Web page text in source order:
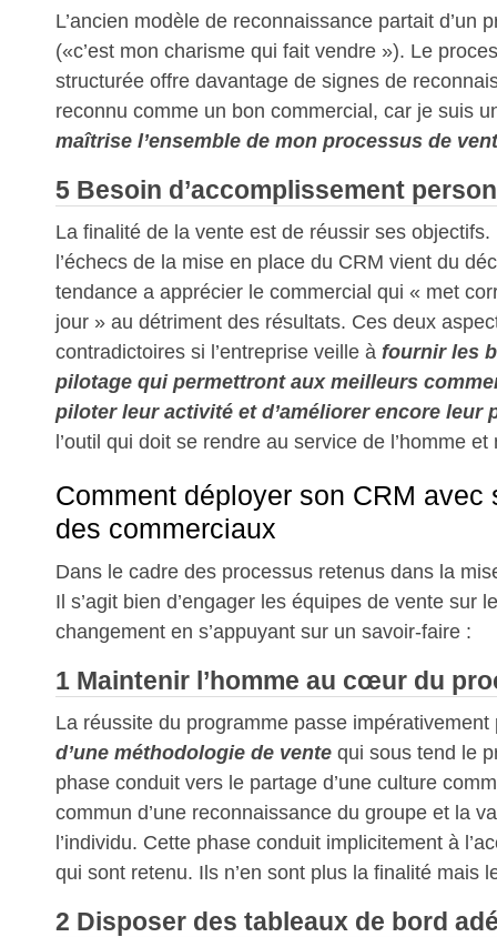
L’ancien modèle de reconnaissance partait d’un
(«c’est mon charisme qui fait vendre »). Le
structurée offre davantage de signes de
reconnu comme un bon commercial, car je suis
maîtrise l’ensemble de mon processus de
5 Besoin d’accomplissement
La finalité de la vente est de réussir ses
l’échecs de la mise en place du CRM vient du
tendance a apprécier le commercial qui « met
jour » au détriment des résultats. Ces deux
contradictoires si l’entreprise veille à fournir les
pilotage qui permettront aux meilleurs
piloter leur activité et d’améliorer encore leur
l’outil qui doit se rendre au service de l’homme et
Comment déployer son CRM avec
des commerciaux
Dans le cadre des processus retenus dans la
Il s’agit bien d’engager les équipes de vente sur
changement en s’appuyant sur un savoir-faire :
1 Maintenir l’homme au cœur du
La réussite du programme passe
d’une méthodologie de vente qui sous tend le
phase conduit vers le partage d’une culture
commun d’une reconnaissance du groupe et la
l’individu. Cette phase conduit implicitement à
qui sont retenu. Ils n’en sont plus la finalité mais
2 Disposer des tableaux de bord